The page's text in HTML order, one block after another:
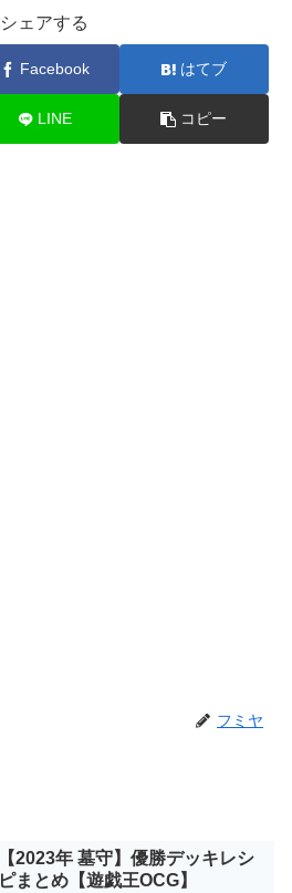
シェアする
Facebook はてブ
LINE コピー
フミヤ
【2023年 墓守】優勝デッキレシ
ピまとめ【遊戯王OCG】